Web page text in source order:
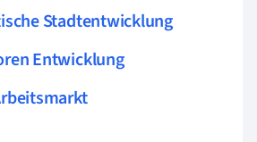
Stadtentwicklung
Entwicklung